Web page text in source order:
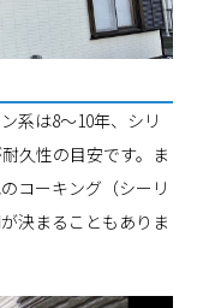
系は8～10年、シリ
久性の目安です。ま
コーキング（シーリ
決まることもありま